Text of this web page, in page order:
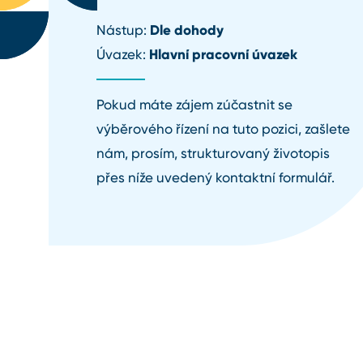
Nástup: Dle dohody
Úvazek: Hlavní pracovní úvazek
Pokud máte zájem zúčastnit se
výběrového řízení na tuto pozici, zašlete
nám, prosím, strukturovaný životopis
přes níže uvedený kontaktní formulář.